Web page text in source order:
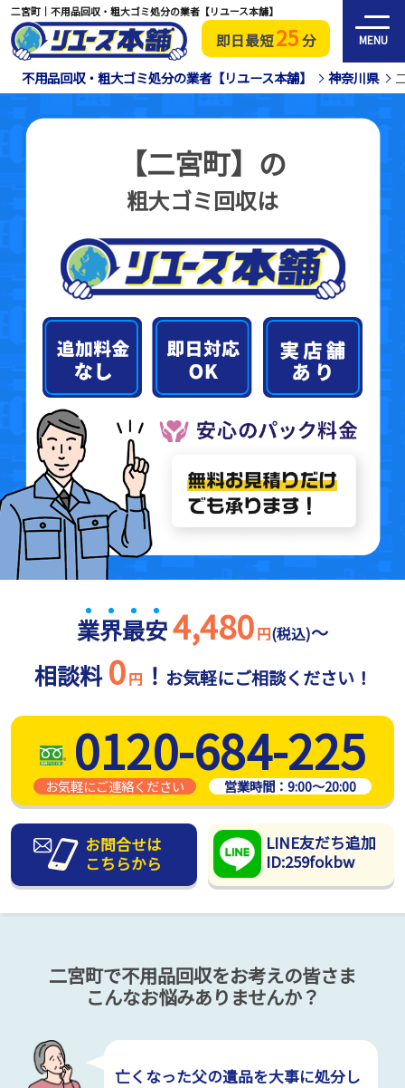
即日最短25分 MENU
二宮町｜不用品回収・粗大ゴミ処分の業者【リユース本舗】
不用品回収・粗大ゴミ処分の業者【リユース本舗】 神奈川県
【二宮町】の
粗大ゴミ回収は
業界最安4,480円(税込)～
相談料 0 円 ！ お気軽にご相談ください！
0120-684-225
お気軽にご連絡ください 営業時間： 9:00～20:00
お問合せは
こちらから
LINE友だち追加
ID:259fokbw
二宮町で不用品回収をお考えの皆さま
こんなお悩みありませんか？
亡くなった父の遺品を大事に処分し